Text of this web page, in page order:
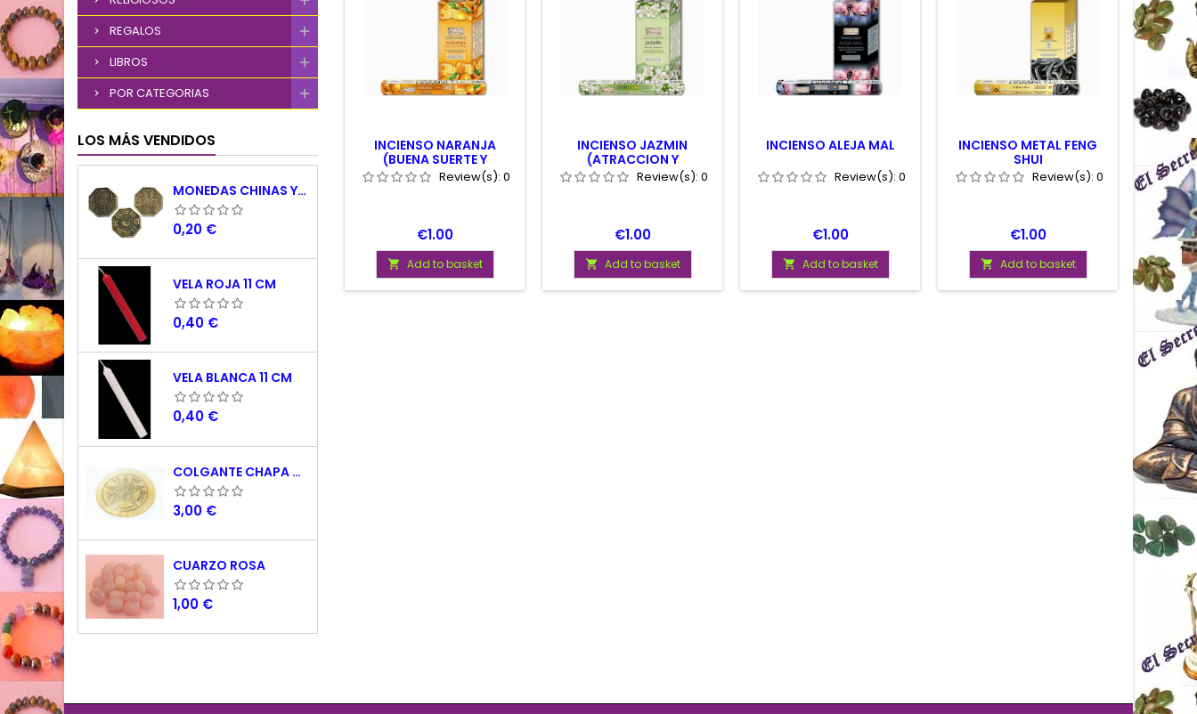
REGALOS
LIBROS
POR CATEGORIAS
LOS MÁS VENDIDOS
MONEDAS CHINAS YING YANG
Precio
0,20 €
VELA ROJA 11 CM
Precio
0,40 €
VELA BLANCA 11 CM
Precio
0,40 €
COLGANTE CHAPA NACAR TETRAGRAMATON 5 CM
Precio
3,00 €
CUARZO ROSA
Precio
1,00 €
INCIENSO NARANJA
(BUENA SUERTE Y
PROSPERIDAD)
Review(s): 0
Price
€1.00
 Add to basket
INCIENSO JAZMIN
(ATRACCION Y
SEDUCCIÓN)
Review(s): 0
Price
€1.00
 Add to basket
INCIENSO ALEJA MAL
Review(s): 0
Price
€1.00
 Add to basket
INCIENSO METAL FENG
SHUI
Review(s): 0
Price
€1.00
 Add to basket 